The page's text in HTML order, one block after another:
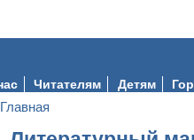
Читателям Детям
Вы здесь
Главная